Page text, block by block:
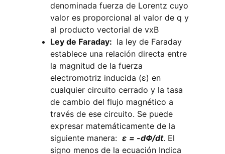
denominada fuerza de Lorentz cuyo
valor es proporcional al valor de q y
al producto vectorial de vxB
Ley de Faraday: la ley de Faraday
establece una relación directa entre
la magnitud de la fuerza
electromotriz inducida (ε) en
cualquier circuito cerrado y la tasa
de cambio del flujo magnético a
través de ese circuito. Se puede
expresar matemáticamente de la
siguiente manera: ε = -dΦ/dt. El
signo menos de la ecuación Indica